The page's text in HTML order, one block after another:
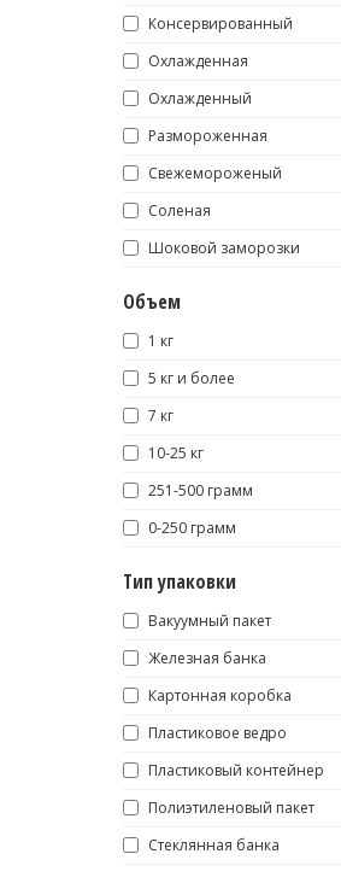
Консервированный
Охлажденная
Охлажденный
Размороженная
Свежемороженый
Соленая
Шоковой заморозки
Объем
1 кг
5 кг и более
7 кг
10-25 кг
251-500 грамм
0-250 грамм
Тип упаковки
Вакуумный пакет
Железная банка
Картонная коробка
Пластиковое ведро
Пластиковый контейнер
Полиэтиленовый пакет
Стеклянная банка